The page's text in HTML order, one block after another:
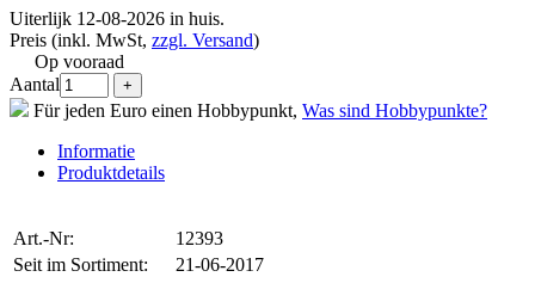
Uiterlijk 12-08-2026 in huis.
Preis (inkl. MwSt, zzgl. Versand)
Op vooraad
Aantal
Für jeden Euro einen Hobbypunkt, Was sind Hobbypunkte?
Informatie
Produktdetails
Art.-Nr:
12393
Seit im Sortiment:
21-06-2017